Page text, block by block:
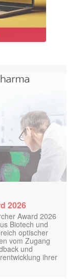
2026
Award 2026
Biotech und
optischer
vom Zugang
und
ihrer